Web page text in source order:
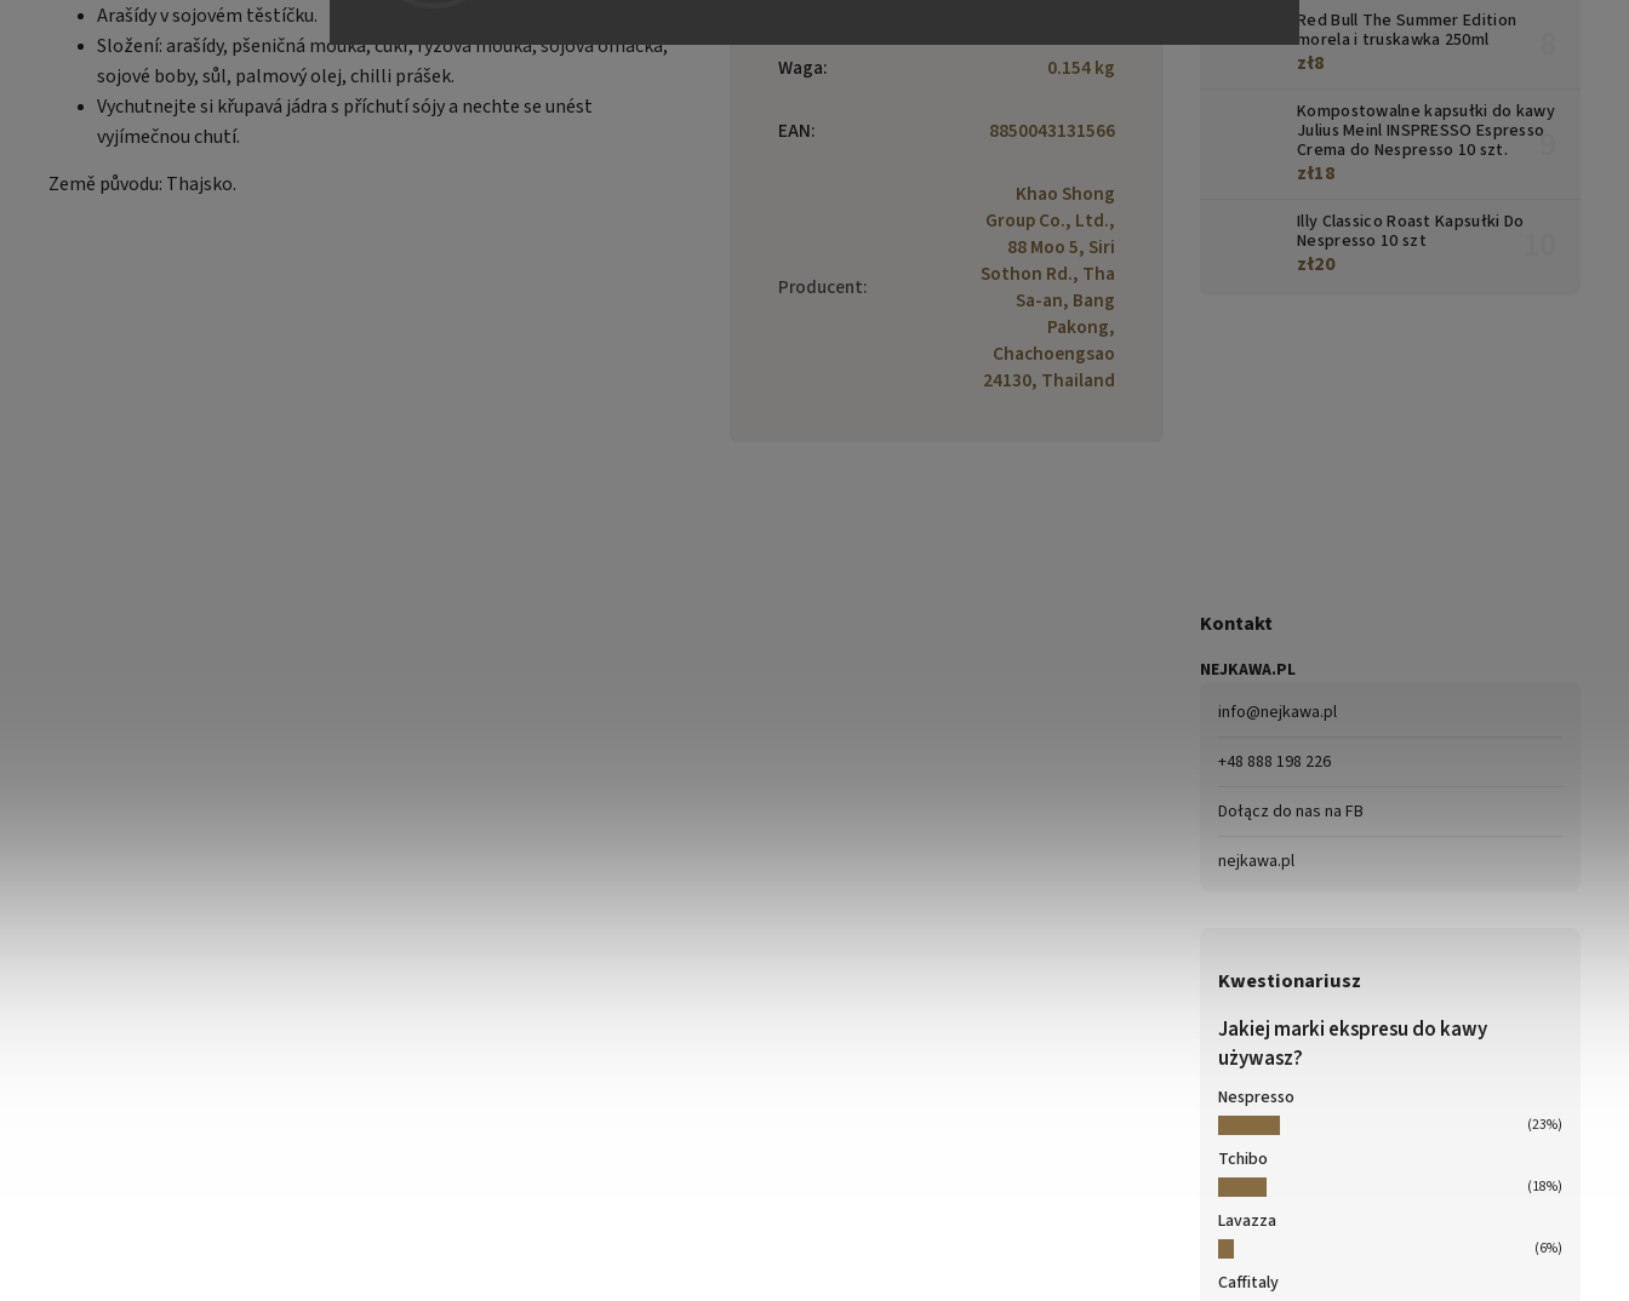
Red Bull The Summer Edition
morela i truskawka 250ml
zł8
Kompostowalne kapsułki do kawy
Julius Meinl INSPRESSO Espresso
Crema do Nespresso 10 szt.
zł18
Illy Classico Roast Kapsułki Do
Nespresso 10 szt
zł20
Kontakt
NEJKAWA.PL
info@nejkawa.pl
+48 888 198 226
Dołącz do nas na FB
nejkawa.pl
Kwestionariusz
Jakiej marki ekspresu do kawy
używasz?
Nespresso
(23%)
Tchibo
(18%)
Lavazza
(6%)
Caffitaly
Arašídy v sojovém těstíčku.
Složení: arašídy, pšeničná mouka, cukr, rýžová mouka, sojová omáčka,
sojové boby, sůl, palmový olej, chilli prášek.
Vychutnejte si křupavá jádra s příchutí sójy a nechte se unést
vyjímečnou chutí.
Země původu: Thajsko.
Waga: 0.154 kg
EAN: 8850043131566
Producent:
Khao Shong
Group Co., Ltd.,
88 Moo 5, Siri
Sothon Rd., Tha
Sa-an, Bang
Pakong,
Chachoengsao
24130, Thailand